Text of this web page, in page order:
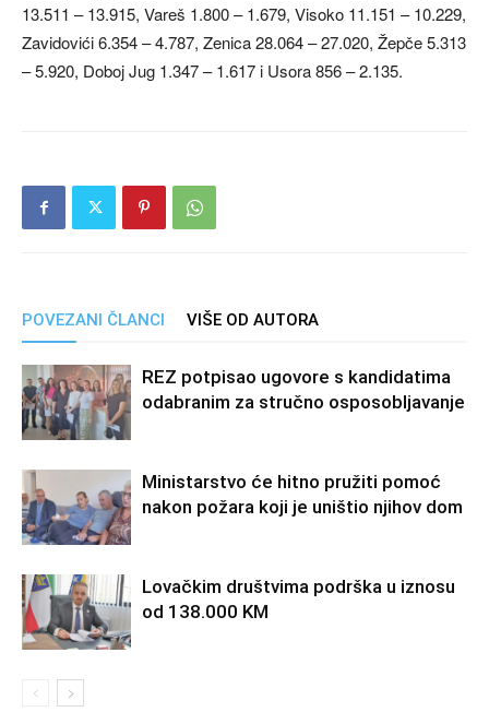
13.511 – 13.915, Vareš 1.800 – 1.679, Visoko 11.151 – 10.229,
Zavidovići 6.354 – 4.787, Zenica 28.064 – 27.020, Žepče 5.313
– 5.920, Doboj Jug 1.347 – 1.617 i Usora 856 – 2.135.
POVEZANI ČLANCI VIŠE OD AUTORA
REZ potpisao ugovore s kandidatima
odabranim za stručno osposobljavanje
Ministarstvo će hitno pružiti pomoć
nakon požara koji je uništio njihov dom
Lovačkim društvima podrška u iznosu
od 138.000 KM